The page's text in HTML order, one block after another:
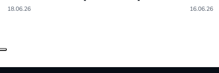
18.06.26 16.06.26